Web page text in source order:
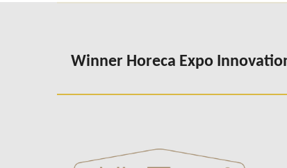
Winner Horeca Expo